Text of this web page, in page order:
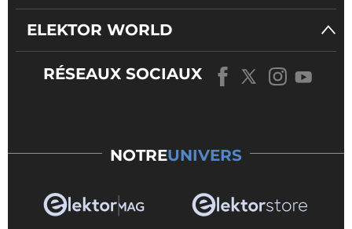
ELEKTOR WORLD
RÉSEAUX SOCIAUX
NOTREUNIVERS